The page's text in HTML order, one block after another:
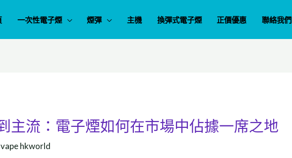
一次性電子煙 煙彈 主機 換彈式電子煙 正價優惠 聯絡我們
主流：電子煙如何在市場中佔據一席之地
vape hkworld